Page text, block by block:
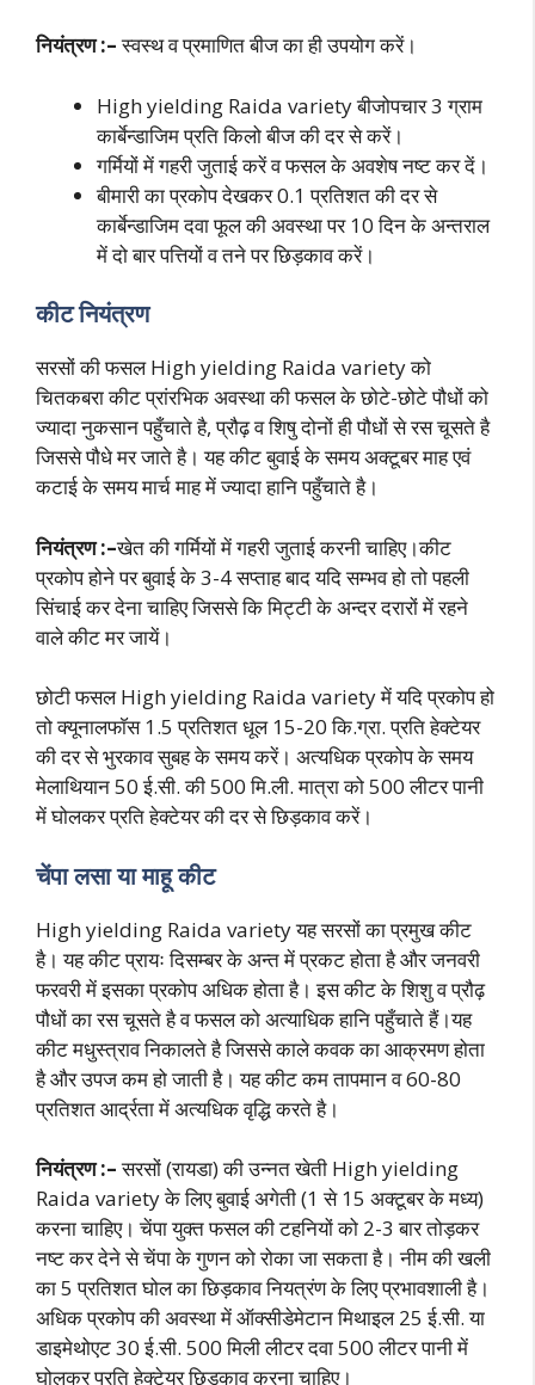
नियंत्रण :–स्वस्थ व प्रमाणित बीज का ही उपयोग करें।
High yielding Raida variety बीजोपचार 3 ग्राम
कार्बेन्डाजिम प्रति किलो बीज की दर से करें।
गर्मियों में गहरी जुताई करें व फसल के अवशेष नष्ट कर दें।
बीमारी का प्रकोप देखकर 0.1 प्रतिशत की दर से
कार्बेन्डाजिम दवा फूल की अवस्था पर 10 दिन के अन्तराल
में दो बार पत्तियों व तने पर छिड़काव करें।
कीट नियंत्रण
सरसों की फसल High yielding Raida variety को
चितकबरा कीट प्रांरभिक अवस्था की फसल के छोटे-छोटे पौधों को
ज्यादा नुकसान पहुँचाते है, प्रौढ़ व शिषु दोनों ही पौधों से रस चूसते है
जिससे पौधे मर जाते है। यह कीट बुवाई के समय अक्टूबर माह एवं
कटाई के समय मार्च माह में ज्यादा हानि पहुँचाते है।
नियंत्रण :–खेत की गर्मियों में गहरी जुताई करनी चाहिए।कीट
प्रकोप होने पर बुवाई के 3-4 सप्ताह बाद यदि सम्भव हो तो पहली
सिंचाई कर देना चाहिए जिससे कि मिट्टी के अन्दर दरारों में रहने
वाले कीट मर जायें।
छोटी फसल High yielding Raida variety में यदि प्रकोप हो
तो क्यूनालफाॅस 1.5 प्रतिशत धूल 15-20 कि.ग्रा. प्रति हेक्टेयर
की दर से भुरकाव सुबह के समय करें। अत्यधिक प्रकोप के समय
मेलाथियान 50 ई.सी. की 500 मि.ली. मात्रा को 500 लीटर पानी
में घोलकर प्रति हेक्टेयर की दर से छिड़काव करें।
चेंपा लसा या माहू कीट
High yielding Raida variety यह सरसों का प्रमुख कीट
है। यह कीट प्रायः दिसम्बर के अन्त में प्रकट होता है और जनवरी
फरवरी में इसका प्रकोप अधिक होता है। इस कीट के शिशु व प्रौढ़
पौधों का रस चूसते है व फसल को अत्याधिक हानि पहुँचाते हैं।यह
कीट मधुस्त्राव निकालते है जिससे काले कवक का आक्रमण होता
है और उपज कम हो जाती है। यह कीट कम तापमान व 60-80
प्रतिशत आर्द्रता में अत्यधिक वृद्धि करते है।
नियंत्रण :–सरसों (रायडा) की उन्नत खेती High yielding
Raida variety के लिए बुवाई अगेती (1 से 15 अक्टूबर के मध्य)
करना चाहिए। चेंपा युक्त फसल की टहनियों को 2-3 बार तोड़कर
नष्ट कर देने से चेंपा के गुणन को रोका जा सकता है। नीम की खली
का 5 प्रतिशत घोल का छिड़काव नियत्रंण के लिए प्रभावशाली है।
अधिक प्रकोप की अवस्था में ऑक्सीडेमेटान मिथाइल 25 ई.सी. या
डाइमेथोएट 30 ई.सी. 500 मिली लीटर दवा 500 लीटर पानी में
घोलकर प्रति हेक्टेयर छिड़काव करना चाहिए।